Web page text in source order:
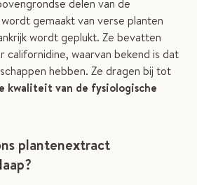
delen van de
gemaakt van verse planten
wordt geplukt. Ze bevatten
californidine, waarvan bekend is dat
hebben. Ze dragen bij tot
kwaliteit van de fysiologische
plantenextract